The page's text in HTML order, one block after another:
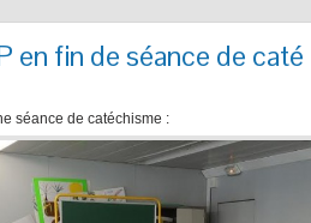
en fin de séance de caté
séance de catéchisme :